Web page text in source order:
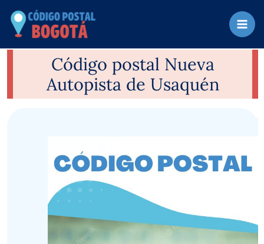
contenido
Código postal Nueva
Autopista de Usaquén